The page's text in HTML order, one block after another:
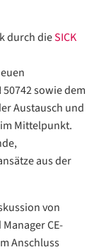
durch dieSICK
sowie dem
Austausch und
Mittelpunkt.
aus der
von
CE-
Anschluss